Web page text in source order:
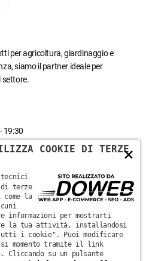
per agricoltura, giardinaggio e
siamo il partner ideale per
settore.
19:30
- Marzana, Verona
×
COOKIE DI TERZE
di terze
la
informazioni per mostrarti
la tua attività, installandosi
i cookie". Puoi modificare
momento tramite il link
Cliccando su un pulsante